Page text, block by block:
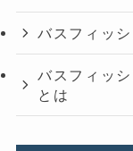
バスフィッ
バスフィッ
とは